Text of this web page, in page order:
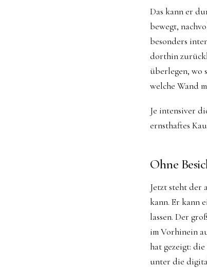
Das kann er
bewegt,
besonders
dorthin
überlegen, wo
welche Wand
Je intensiver
ernsthaftes
Ohne
Jetzt steht der
kann. Er kann
lassen. Der
im Vorhinein
hat gezeigt:
unter die